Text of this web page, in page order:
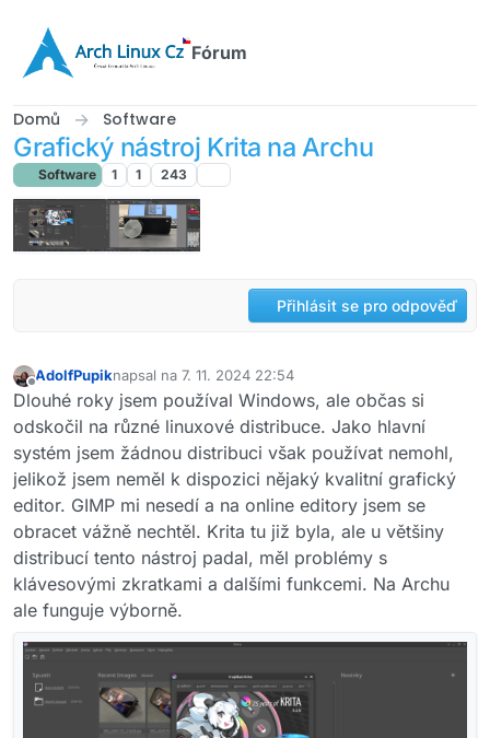
Fórum
Domů Software
Grafický nástroj Krita na Archu
Software 1 1 243
Přihlásit se pro odpověď
Offline
AdolfPupiknapsal na 7. 11. 2024 22:54
naposledy upravil
Dlouhé roky jsem používal Windows, ale občas si
odskočil na různé linuxové distribuce. Jako hlavní
systém jsem žádnou distribuci však používat nemohl,
jelikož jsem neměl k dispozici nějaký kvalitní grafický
editor. GIMP mi nesedí a na online editory jsem se
obracet vážně nechtěl. Krita tu již byla, ale u většiny
distribucí tento nástroj padal, měl problémy s
klávesovými zkratkami a dalšími funkcemi. Na Archu
ale funguje výborně.